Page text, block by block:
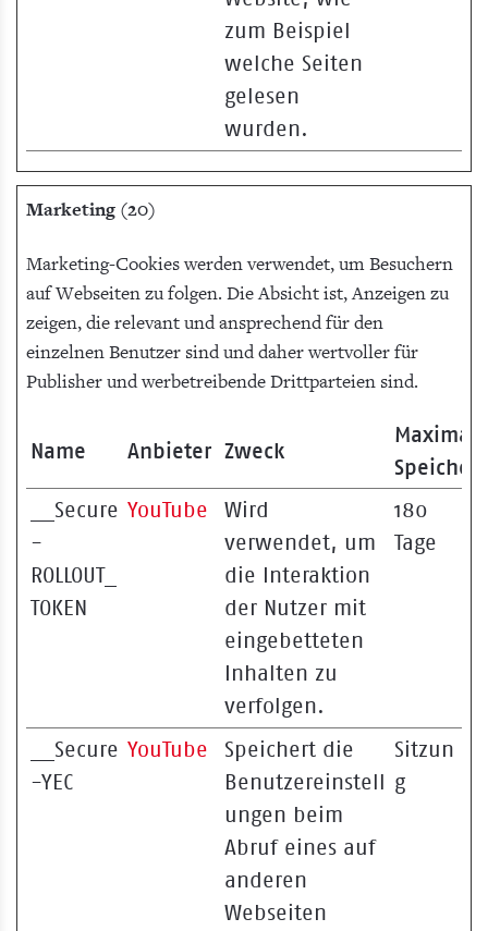
zum Beispiel
welche Seiten
gelesen
wurden.
Marketing (20)
Marketing-Cookies werden verwendet, um Besuchern
auf Webseiten zu folgen. Die Absicht ist, Anzeigen zu
zeigen, die relevant und ansprechend für den
einzelnen Benutzer sind und daher wertvoller für
Publisher und werbetreibende Drittparteien sind.
Name Anbieter Zweck
Maximale
__Secure
-
ROLLOUT_
TOKEN
YouTube
Wird
verwendet, um
die Interaktion
der Nutzer mit
eingebetteten
Inhalten zu
verfolgen.
180
Tage
__Secure
-YEC
YouTube
Speichert die
Benutzereinstell
ungen beim
Abruf eines auf
anderen
Webseiten
Sitzun
g